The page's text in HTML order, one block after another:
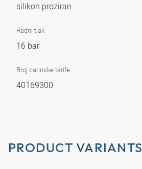
silikon proziran
Radni tlak
16 bar
Broj carinske tarife
40169300
PRODUCT VARIANTS